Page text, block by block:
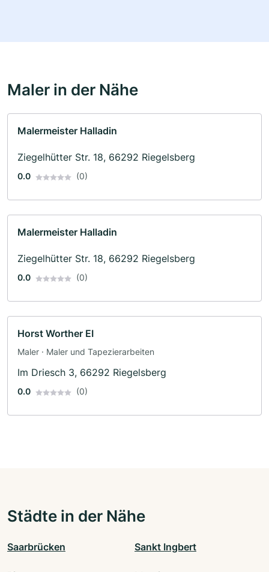
Maler in der Nähe
Malermeister Halladin
Ziegelhütter Str. 18, 66292 Riegelsberg
0.0 (0)
Malermeister Halladin
Ziegelhütter Str. 18, 66292 Riegelsberg
0.0 (0)
Horst Worther EI
Maler · Maler und Tapezierarbeiten
Im Driesch 3, 66292 Riegelsberg
0.0 (0)
Städte in der Nähe
Saarbrücken Sankt Ingbert